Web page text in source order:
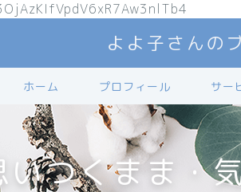
よよ子さんの
ホーム プロフィール サー
いつくまま・